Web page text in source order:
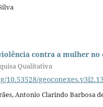
contra a mulher no
Qualitativa
10.53528/
Antonio Clarindo Barbosa